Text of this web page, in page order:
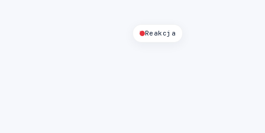
Reakcja